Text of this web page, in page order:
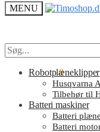
MENU
Søg
efter:
kr.0.00 0
Søg
efter:
Robotplæneklipper
Husqvarna
Tilbehør til
Batteri maskiner
Batteri
Batteri